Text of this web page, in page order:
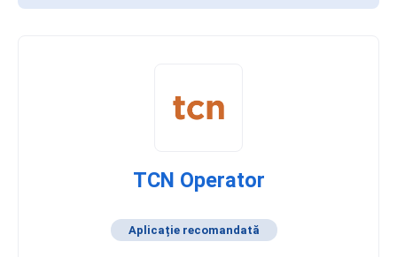
TCN Operator
Aplicație recomandată